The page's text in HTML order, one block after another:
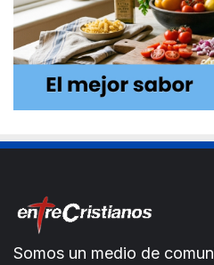
Somos un medio de